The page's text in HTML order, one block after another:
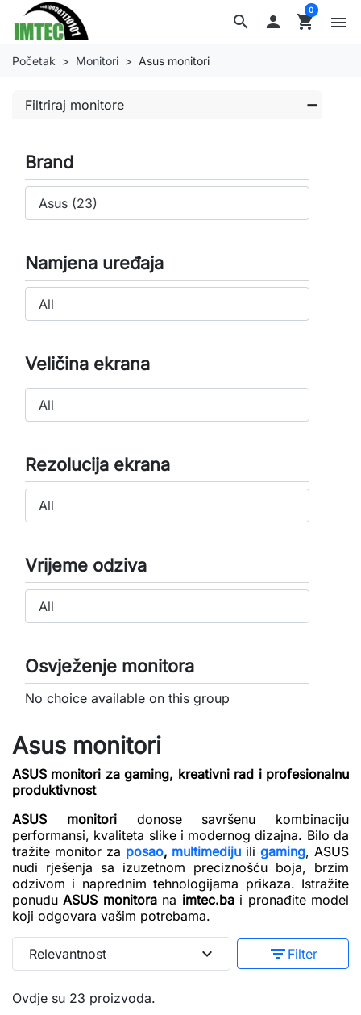
search  shopping_cart
0
menu
Početak Monitori Asus monitori
Filtriraj monitore
Brand
Namjena uređaja
Veličina ekrana
Rezolucija ekrana
Vrijeme odziva
Osvježenje monitora
No choice available on this group
Asus monitori
ASUS monitori za gaming, kreativni rad i profesionalnu
produktivnost
ASUS monitoridonose savršenu kombinaciju
performansi, kvaliteta slike i modernog dizajna. Bilo da
tražite monitor za posao, multimediju iligaming, ASUS
nudi rješenja sa izuzetnom preciznošću boja, brzim
odzivom i naprednim tehnologijama prikaza. Istražite
ponuduASUS monitorana imtec.bai pronađite model
koji odgovara vašim potrebama.
Ovdje su 23 proizvoda.
Relevantnost expand_more filter_list Filter